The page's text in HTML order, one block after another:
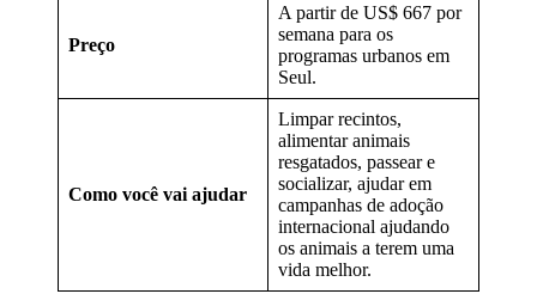
Preço
A partir de US$ 667 por
semana para os
programas urbanos em
Seul.
Como você vai ajudar
Limpar recintos,
alimentar animais
resgatados, passear e
socializar, ajudar em
campanhas de adoção
internacional ajudando
os animais a terem uma
vida melhor.